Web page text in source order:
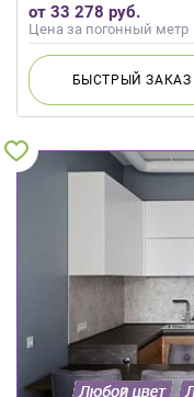
от 33 278 руб.
Цена за погонный метр
БЫСТРЫЙЗАКАЗ